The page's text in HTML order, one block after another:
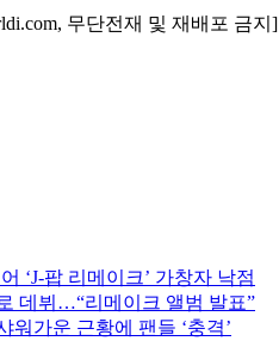
무단전재 및 재배포 금지]
‘J-팝 리메이크’ 가창자 낙점
데뷔…“리메이크 앨범 발표”
가운 근황에 팬들 ‘충격’